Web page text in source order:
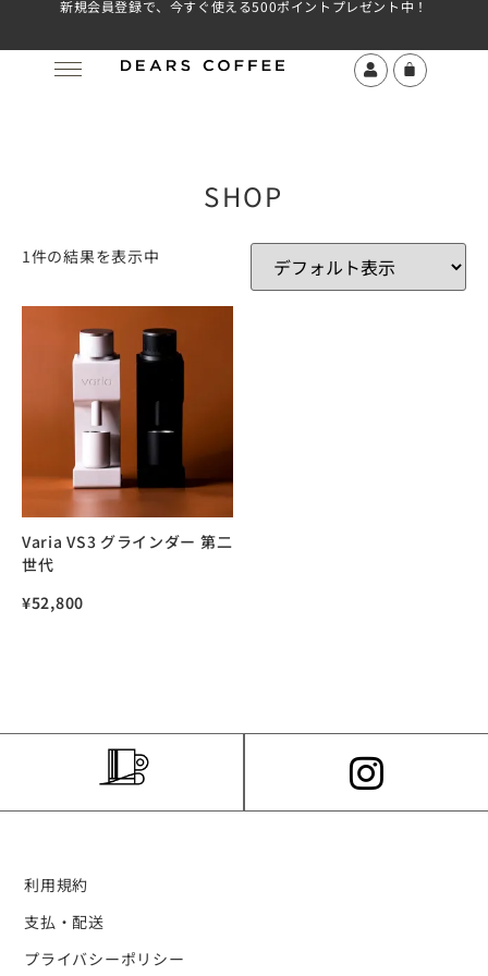
新規会員登録で、今すぐ使える500ポイントプレゼント中！
SHOP
1件の結果を表示中
Varia VS3 グラインダー 第二
世代
¥52,800
利用規約
支払・配送
プライバシーポリシー